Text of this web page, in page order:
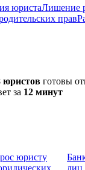
юристаЛишение
прав
юристов готовы
за 12 минут
юристу
лиц